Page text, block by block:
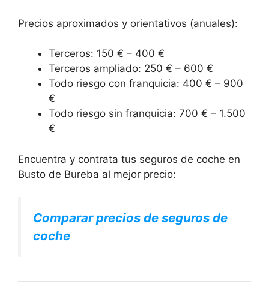
Precios aproximados y orientativos (anuales):
Terceros: 150 € – 400 €
Terceros ampliado: 250 € – 600 €
Todo riesgo con franquicia: 400 € – 900
€
Todo riesgo sin franquicia: 700 € – 1.500
€
Encuentra y contrata tus seguros de coche en
Busto de Bureba al mejor precio:
Comparar precios de seguros de
coche